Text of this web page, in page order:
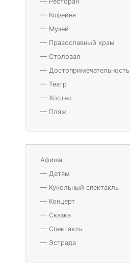
— Кофейня
— Музей
— Православный храм
— Столовая
— Достопримечательность
— Театр
— Хостел
— Пляж
Афиша
— Детям
— Кукольный спектакль
— Концерт
— Сказка
— Спектакль
— Эстрада